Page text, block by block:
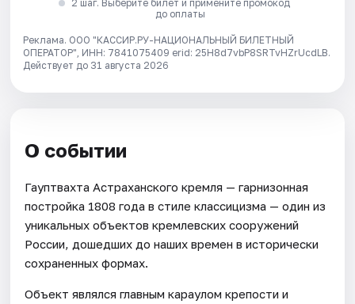
2 шаг. Выберите билет и примените промокод
до оплаты
Реклама. ООО "КАССИР.РУ-НАЦИОНАЛЬНЫЙ БИЛЕТНЫЙ
ОПЕРАТОР", ИНН: 7841075409 erid: 25H8d7vbP8SRTvHZrUcdLB.
Действует до 31 августа 2026
О событии
Гауптвахта Астраханского кремля — гарнизонная
постройка 1808 года в стиле классицизма — один из
уникальных объектов кремлевских сооружений
России, дошедших до наших времен в исторически
сохраненных формах.
Объект являлся главным караулом крепости и